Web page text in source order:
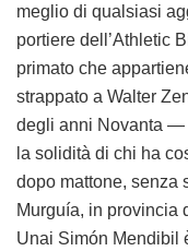
meglio di qualsiasi
portiere dell’Athletic
primato che
strappato a Walter
degli anni Novanta —
la solidità di chi ha
dopo mattone, senza
Murguía, in provincia
Unai Simón Mendibil